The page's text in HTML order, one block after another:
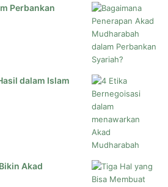
Perbankan
dalam Islam
Akad